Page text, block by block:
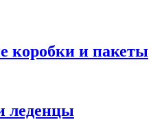
коробки и пакеты
леденцы